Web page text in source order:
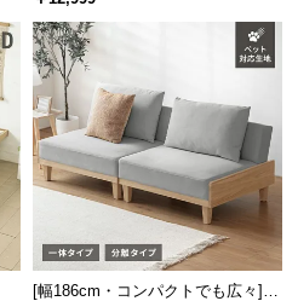
[幅186cm・コンパクトでも広々] 3